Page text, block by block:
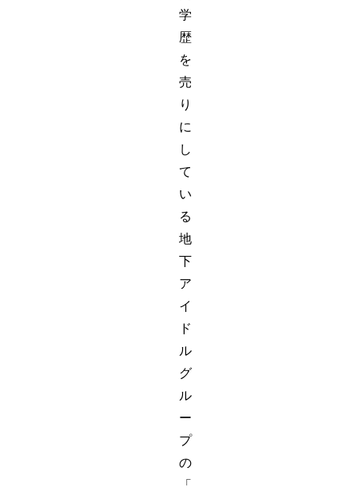
学
歴
を
売
り
に
し
て
い
る
地
下
ア
イ
ド
ル
グ
ル
ー
プ
の
「